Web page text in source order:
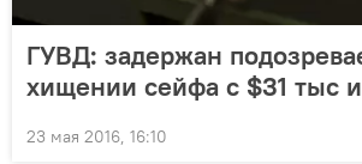
ГУВД: задержан
хищении сейфа с $31 тыс
23 мая 2016, 16:10